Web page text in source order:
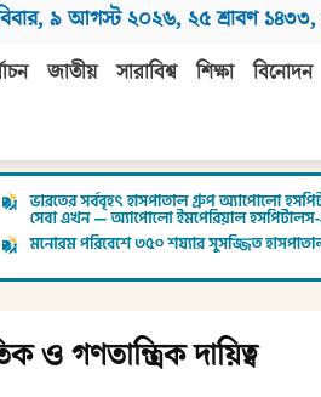
, ৯ আগস্ট ২০২৬, ২৫ শ্রাবণ ১৪৩৩,
জাতীয় সারাবিশ্ব শিক্ষা বিনোদন
ও গণতান্ত্রিক দায়িত্ব